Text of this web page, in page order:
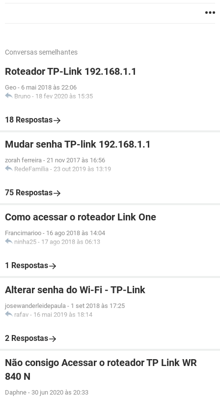
Conversas semelhantes
Roteador TP-Link 192.168.1.1
Geo - 6 mai 2018 às 22:06
Bruno - 18 fev 2020 às 15:35
18 Respostas
Mudar senha TP-link 192.168.1.1
zorah ferreira - 21 nov 2017 às 16:56
RedeFamilia - 23 out 2019 às 13:19
75 Respostas
Como acessar o roteador Link One
Francimarioo - 16 ago 2018 às 14:04
ninha25 - 17 ago 2018 às 06:13
1 Respostas
Alterar senha do Wi-Fi - TP-Link
josewanderleidepaula - 1 set 2018 às 17:25
rafav - 16 mai 2019 às 18:14
2 Respostas
Não consigo Acessar o roteador TP Link WR
840 N
Daphne - 30 jun 2020 às 20:33